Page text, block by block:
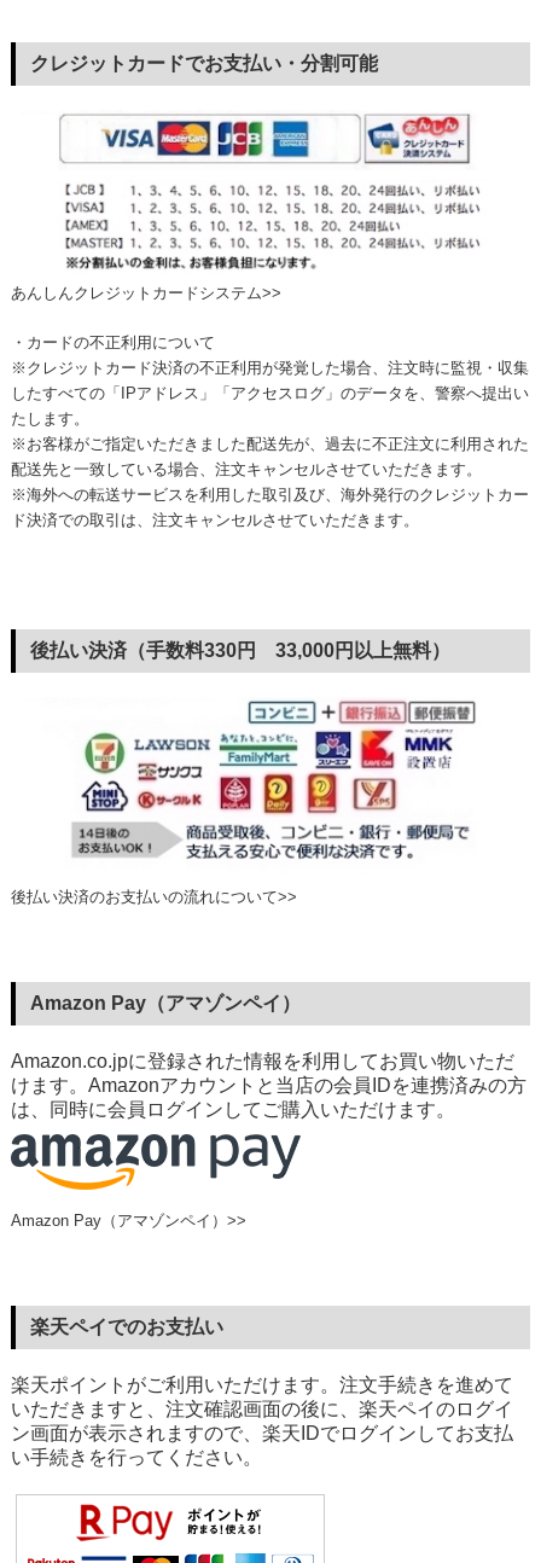
クレジットカードでお支払い・分割可能
あんしんクレジットカードシステム>>
・カードの不正利用について
※クレジットカード決済の不正利用が発覚した場合、注文時に監視・収集
したすべての「IPアドレス」「アクセスログ」のデータを、警察へ提出い
たします。
※お客様がご指定いただきました配送先が、過去に不正注文に利用された
配送先と一致している場合、注文キャンセルさせていただきます。
※海外への転送サービスを利用した取引及び、海外発行のクレジットカー
ド決済での取引は、注文キャンセルさせていただきます。
後払い決済（手数料330円 33,000円以上無料）
後払い決済のお支払いの流れについて>>
Amazon Pay（アマゾンペイ）
Amazon.co.jpに登録された情報を利用してお買い物いただ
けます。Amazonアカウントと当店の会員IDを連携済みの方
は、同時に会員ログインしてご購入いただけます。
Amazon Pay（アマゾンペイ）>>
楽天ペイでのお支払い
楽天ポイントがご利用いただけます。注文手続きを進めて
いただきますと、注文確認画面の後に、楽天ペイのログイ
ン画面が表示されますので、楽天IDでログインしてお支払
い手続きを行ってください。